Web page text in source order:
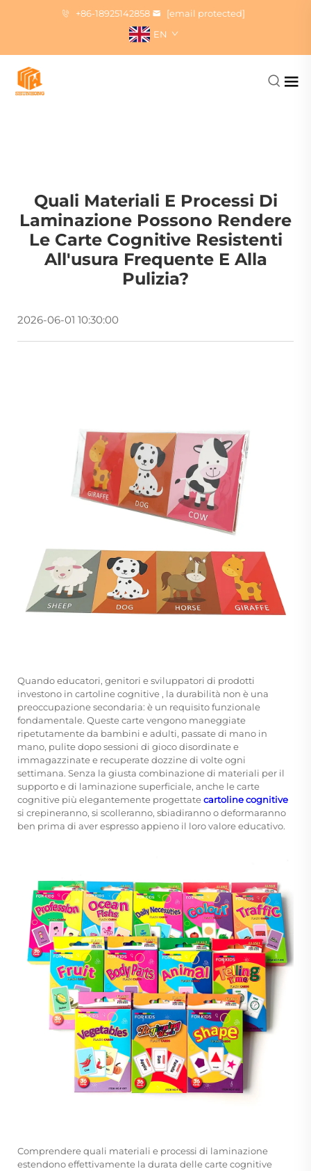
+86-18925142858
[email protected]
EN
Quali Materiali E Processi Di
Laminazione Possono Rendere
Le Carte Cognitive Resistenti
All'usura Frequente E Alla
Pulizia?
2026-06-01 10:30:00
Quando educatori, genitori e sviluppatori di prodotti
investono in cartoline cognitive , la durabilità non è una
preoccupazione secondaria: è un requisito funzionale
fondamentale. Queste carte vengono maneggiate
ripetutamente da bambini e adulti, passate di mano in
mano, pulite dopo sessioni di gioco disordinate e
immagazzinate e recuperate dozzine di volte ogni
settimana. Senza la giusta combinazione di materiali per il
supporto e di laminazione superficiale, anche le carte
cognitive più elegantemente progettatecartoline cognitive
si crepineranno, si scolleranno, sbiadiranno o deformaranno
ben prima di aver espresso appieno il loro valore educativo.
Comprendere quali materiali e processi di laminazione
estendono effettivamente la durata delle carte cognitive